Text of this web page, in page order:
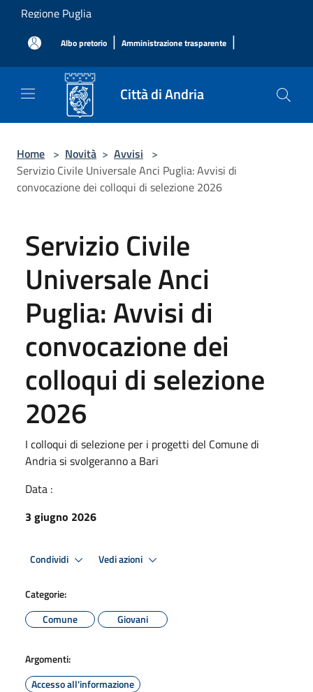
Salta al contenuto principale
Regione Puglia
Albo pretorio | Amministrazione trasparente |
Città di Andria
Home > Novità > Avvisi >
Servizio Civile Universale Anci Puglia: Avvisi di
convocazione dei colloqui di selezione 2026
Servizio Civile
Universale Anci
Puglia: Avvisi di
convocazione dei
colloqui di selezione
2026
I colloqui di selezione per i progetti del Comune di
Andria si svolgeranno a Bari
Data :
3 giugno 2026
Condividi Vedi azioni
Categorie:
Comune
Giovani
Argomenti:
Accesso all'informazione